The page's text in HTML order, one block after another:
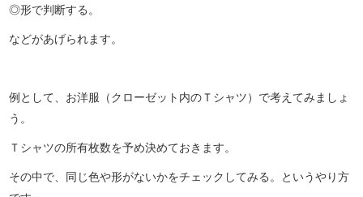
◎形で判断する。
などがあげられます。
例として、お洋服（クローゼット内のＴシャツ）で考えてみましょ
う。
Ｔシャツの所有枚数を予め決めておきます。
その中で、同じ色や形がないかをチェックしてみる。というやり方